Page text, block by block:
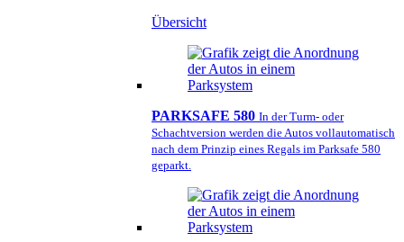
Übersicht
PARKSAFE 580 In der Turm- oder
Schachtversion werden die Autos vollautomatisch
nach dem Prinzip eines Regals im Parksafe 580
geparkt.